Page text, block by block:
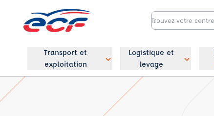
Transport et
exploitation
Logistique et
levage